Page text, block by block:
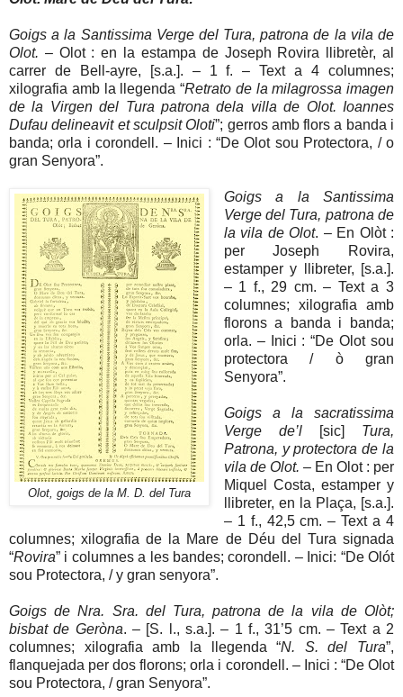
Goigs a la Santissima Verge del Tura, patrona de la vila de
Olot. – Olot : en la estampa de Joseph Rovira llibretèr, al
carrer de Bell-ayre, [s.a.]. – 1 f. – Text a 4 columnes;
xilografia amb la llegenda “Retrato de la milagrossa imagen
de la Virgen del Tura patrona dela villa de Olot. Ioannes
Dufau delineavit et sculpsit Oloti”; gerros amb flors a banda i
banda; orla i corondell. – Inici : “De Olot sou Protectora, / o
gran Senyora”.
Olot, goigs de la M. D. del Tura
Goigs a la Santissima
Verge del Tura, patrona de
la vila de Olot. – En Olòt :
per Joseph Rovira,
estamper y llibreter, [s.a.].
– 1 f., 29 cm. – Text a 3
columnes; xilografia amb
florons a banda i banda;
orla. – Inici : “De Olot sou
protectora / ò gran
Senyora”.
Goigs a la sacratissima
Verge de’l
[sic] Tura,
Patrona, y protectora de la
vila de Olot. – En Olot : per
Miquel Costa, estamper y
llibreter, en la Plaça, [s.a.].
– 1 f., 42,5 cm. – Text a 4
columnes; xilografia de la Mare de Déu del Tura signada
“Rovira” i columnes a les bandes; corondell. – Inici: “De Olót
sou Protectora, / y gran senyora”.
Goigs de Nra. Sra. del Tura, patrona de la vila de Olòt;
bisbat de Geròna. – [S. l., s.a.]. – 1 f., 31’5 cm. – Text a 2
columnes; xilografia amb la llegenda “N. S. del Tura”,
flanquejada per dos florons; orla i corondell. – Inici : “De Olot
sou Protectora, / gran Senyora”.